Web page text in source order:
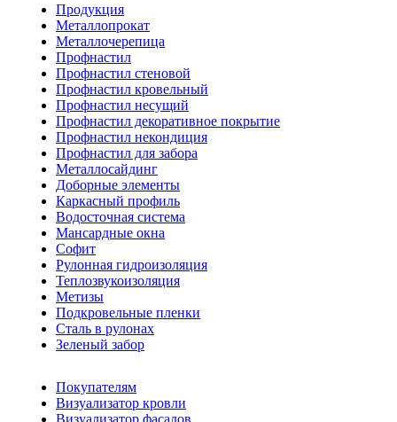
Продукция
Металлопрокат
Металлочерепица
Профнастил
Профнастил стеновой
Профнастил кровельный
Профнастил несущий
Профнастил декоративное покрытие
Профнастил некондиция
Профнастил для забора
Металлосайдинг
Доборные элементы
Каркасный профиль
Водосточная система
Мансардные окна
Софит
Рулонная гидроизоляция
Теплозвукоизоляция
Метизы
Подкровельные пленки
Сталь в рулонах
Зеленый забор
Покупателям
Визуализатор кровли
Визуализатор фасадов